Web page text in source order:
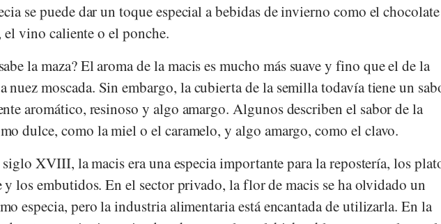
se puede dar un toque especial a bebidas de invierno como el chocolate
el vino caliente o el ponche.
la maza? El aroma de la macis es mucho más suave y fino que el de la
nuez moscada. Sin embargo, la cubierta de la semilla todavía tiene un
aromático, resinoso y algo amargo. Algunos describen el sabor de la
dulce, como la miel o el caramelo, y algo amargo, como el clavo.
siglo XVIII, la macis era una especia importante para la repostería, los
y los embutidos. En el sector privado, la flor de macis se ha olvidado un
especia, pero la industria alimentaria está encantada de utilizarla. En la